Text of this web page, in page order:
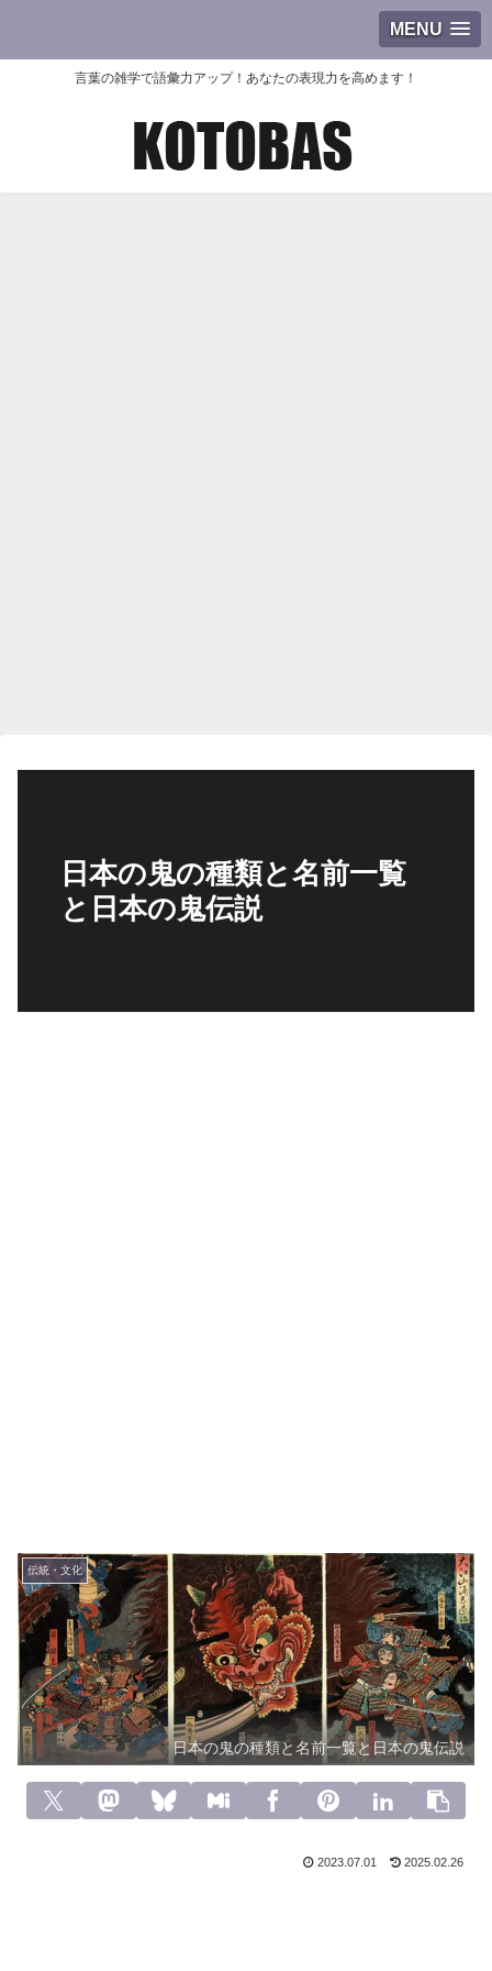
MENU
言葉の雑学で語彙力アップ！あなたの表現力を高めます！
日本の鬼の種類と名前一覧
と日本の鬼伝説
伝統・文化
日本の鬼の種類と名前一覧と日本の鬼伝説
2023.07.01 2025.02.26